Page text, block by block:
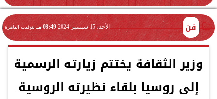
فن الأحد، 15 سبتمبر 2024 08:49 مـ بتوقيت القاهرة
وزير الثقافة يختتم زيارته الرسمية
إلى روسيا بلقاء نظيرته الروسية